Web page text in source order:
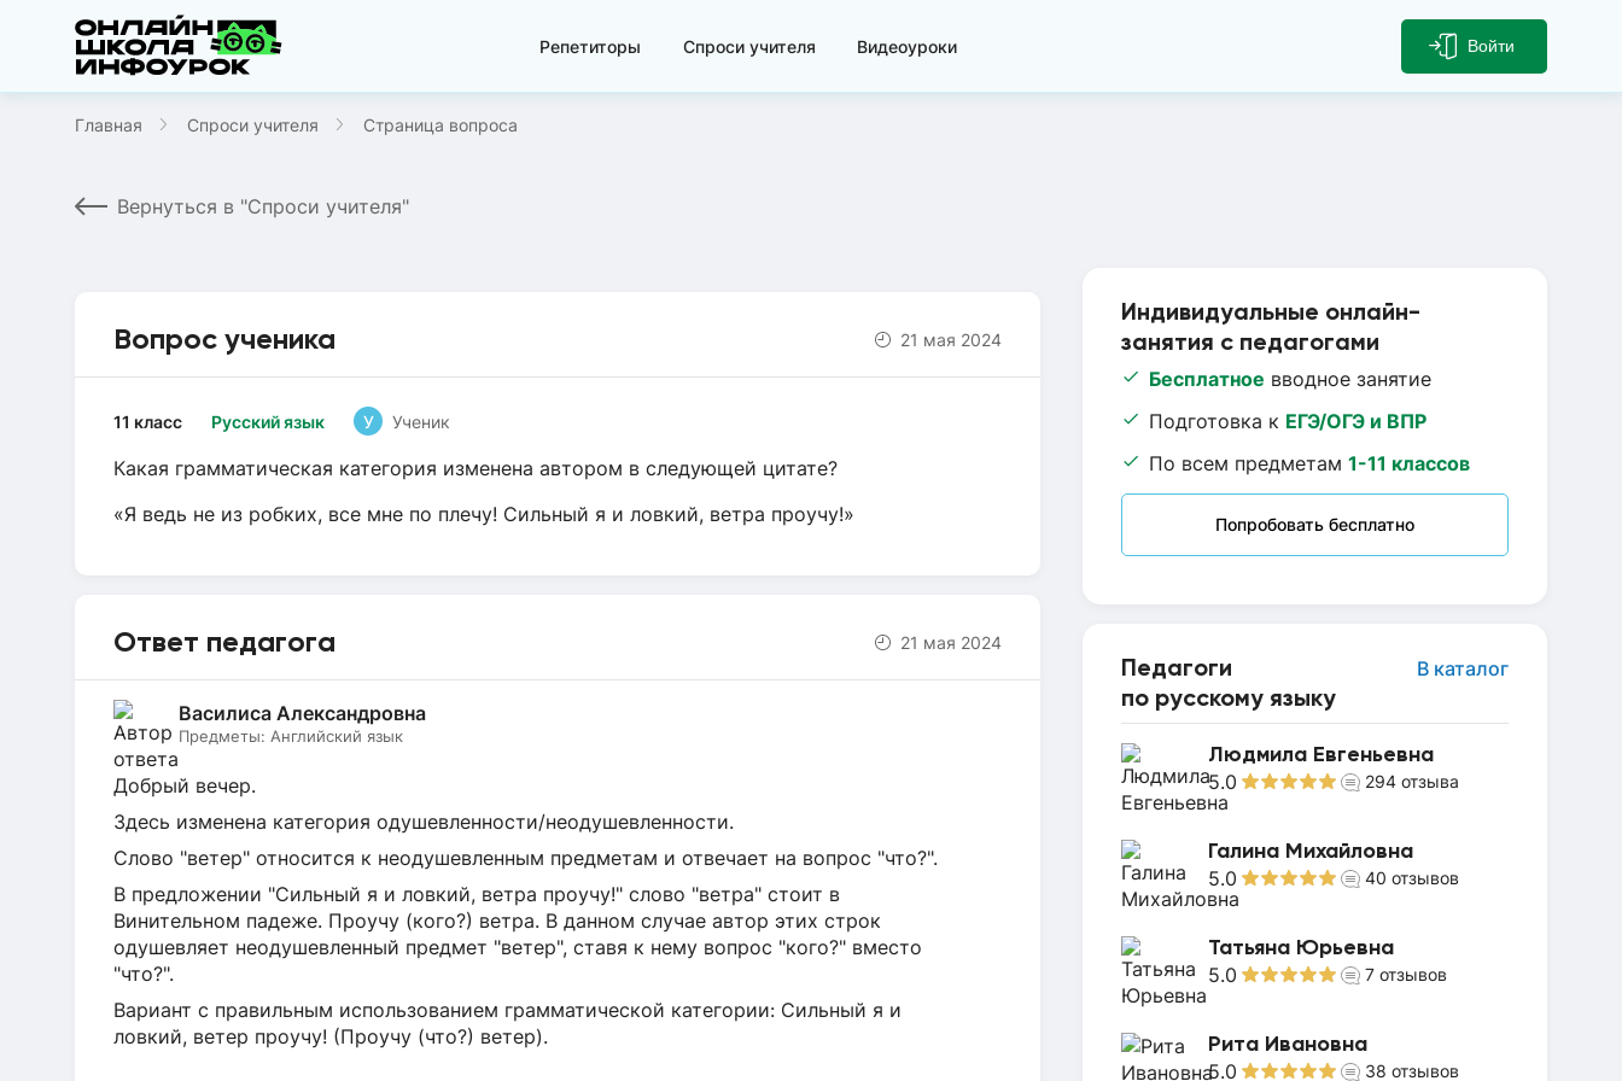
Репетиторы Спроси учителя Видеоуроки Войти
Главная Спроси учителя Страница вопроса
Вернуться в "Спроси учителя"
Индивидуальные онлайн-
занятия с педагогами
Бесплатное вводное занятие
Подготовка к ЕГЭ/ОГЭ и ВПР
По всем предметам 1-11 классов
Попробовать бесплатно
Педагоги
по русскому языку
В каталог
Людмила Евгеньевна
5.0 294 отзыва
Галина Михайловна
5.0 40 отзывов
Татьяна Юрьевна
5.0 7 отзывов
Рита Ивановна
5.0 38 отзывов
Вопрос ученика 21 мая 2024
Русский язык
11 класс У Ученик
Какая грамматическая категория изменена автором в следующей цитате?
«Я ведь не из робких, все мне по плечу! Сильный я и ловкий, ветра проучу!»
Ответ педагога 21 мая 2024
Василиса Александровна
Предметы: Английский язык
Добрый вечер.
Здесь изменена категория одушевленности/неодушевленности.
Слово "ветер" относится к неодушевленным предметам и отвечает на вопрос "что?".
В предложении "Сильный я и ловкий, ветра проучу!" слово "ветра" стоит в
Винительном падеже. Проучу (кого?) ветра. В данном случае автор этих строк
одушевляет неодушевленный предмет "ветер", ставя к нему вопрос "кого?" вместо
"что?".
Вариант с правильным использованием грамматической категории: Сильный я и
ловкий, ветер проучу! (Проучу (что?) ветер).